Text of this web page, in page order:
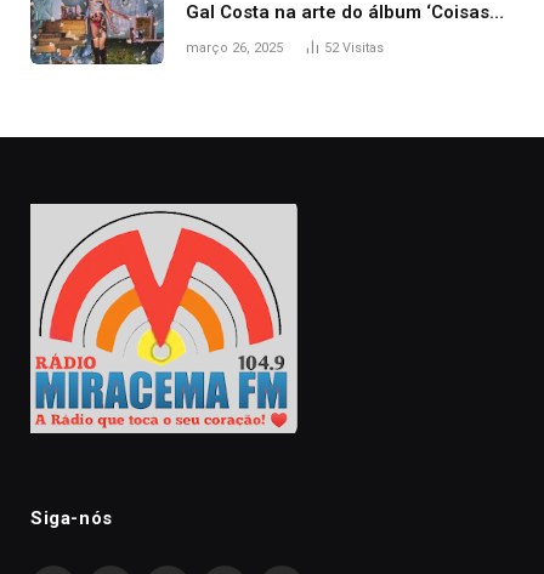
Gal Costa na arte do álbum ‘Coisas
naturais’
março 26, 2025 52Visitas
Siga-nós